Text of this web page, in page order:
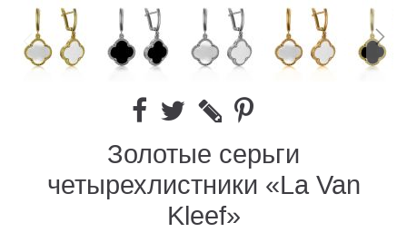
Золотые серьги
четырехлистники «La Van
Kleef»